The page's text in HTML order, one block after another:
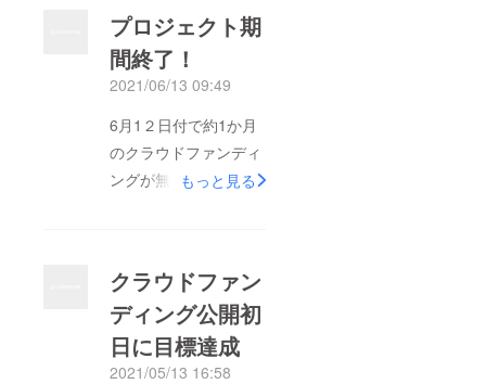
プロジェクト期
間終了！
2021/06/13 09:49
6月1２日付で約1か月
のクラウドファンディ
ングが無事終了いたし
が、目標の倍以上の結
果を出すことができま
した！本当にコマッス
ンニダ！皆様の気持ち
もっと見る
クラウドファン
ディング公開初
日に目標達成
2021/05/13 16:58